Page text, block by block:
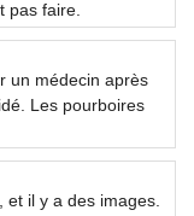
pas faire.
un médecin après
Les pourboires
et il y a des images.